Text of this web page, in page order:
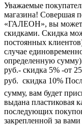
Уважаемые
магазина! Совершая
«ГАЛЕОН», вы можете
скидками. Скидка
постоянных
случае
определенную
руб.- скидка 5% -от
руб.  скидка 10%
сумму, вам будет
выдана пластиковая
последующих
закрепленной за